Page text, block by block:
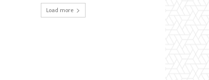
Load more